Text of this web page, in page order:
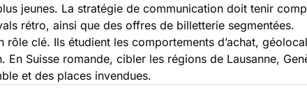
jeunes. La stratégie de communication doit tenir
rétro, ainsi que des offres de billetterie segmentées.
clé. Ils étudient les comportements d’achat,
Suisse romande, cibler les régions de Lausanne,
et des places invendues.